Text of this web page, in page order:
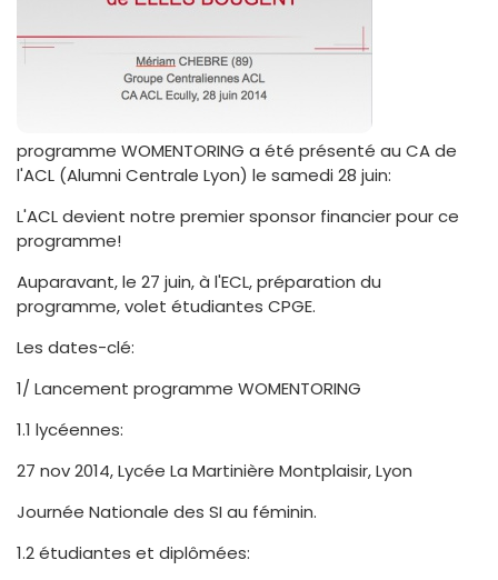
programme WOMENTORING a été présenté au CA de
l'ACL (Alumni Centrale Lyon) le samedi 28 juin:
L'ACL devient notre premier sponsor financier pour ce
programme!
Auparavant, le 27 juin, à l'ECL, préparation du
programme, volet étudiantes CPGE.
Les dates-clé:
1/ Lancement programme WOMENTORING
1.1 lycéennes:
27 nov 2014, Lycée La Martinière Montplaisir, Lyon
Journée Nationale des SI au féminin.
1.2 étudiantes et diplômées: